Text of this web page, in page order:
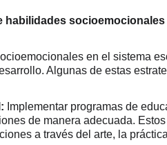
habilidades socioemocionales
en el sistema
Algunas de estas
Implementar programas de
de manera adecuada.
a través del arte, la